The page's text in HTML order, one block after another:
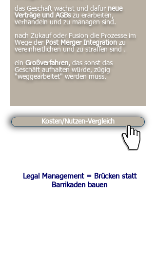
das Geschäft wächst und dafür neue
Verträge und AGBszu erarbeiten,
verhandeln und zu managen sind.
nach Zukauf oder Fusion die Prozesse im
Wege der Post Merger Integration zu
vereinheitlichen und zu straffen sind .
ein Großverfahren, das sonst das
Geschäft aufhalten würde, zügig
"weggearbeitet" werden muss.
Kosten/Nutzen-Vergleich
Legal Management = Brücken statt
Barrikaden bauen